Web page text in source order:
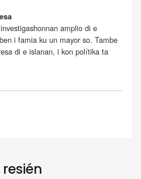
amplio di e
i famia ku un mayor so. Tambe
di e islanan, i kon polítika ta